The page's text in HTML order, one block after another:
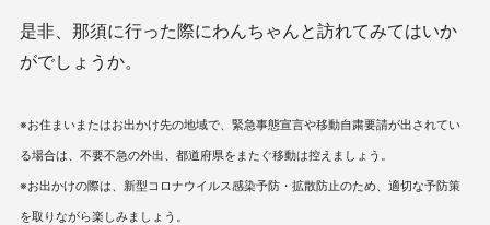
是非、那須に行った際にわんちゃんと訪れてみてはいか
がでしょうか。
※お住まいまたはお出かけ先の地域で、緊急事態宣言や移動自粛要請が出されてい
る場合は、不要不急の外出、都道府県をまたぐ移動は控えましょう。
※お出かけの際は、新型コロナウイルス感染予防・拡散防止のため、適切な予防策
を取りながら楽しみましょう。